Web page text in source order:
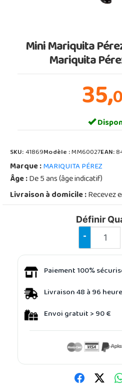
Mini Mariquita
Mariquita
35,
SKU:41869Modèle :MM60027EAN:
Marque :MARIQUITA PÉREZ
Âge :De 5 ans (âge indicatif)
Livraison à domicile :Recevez
Définir
-
Paiement 100%
Livraison 48 à 96
Envoi gratuit > 90 €